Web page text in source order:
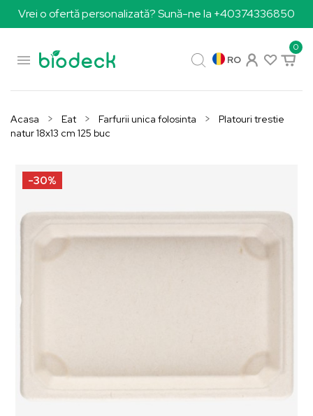
Vrei o ofertă personalizată? Sună-ne la +40374336850

0
RO
Acasa Eat Farfurii unica folosinta
Platouri trestie
natur 18x13 cm 125 buc
-30%